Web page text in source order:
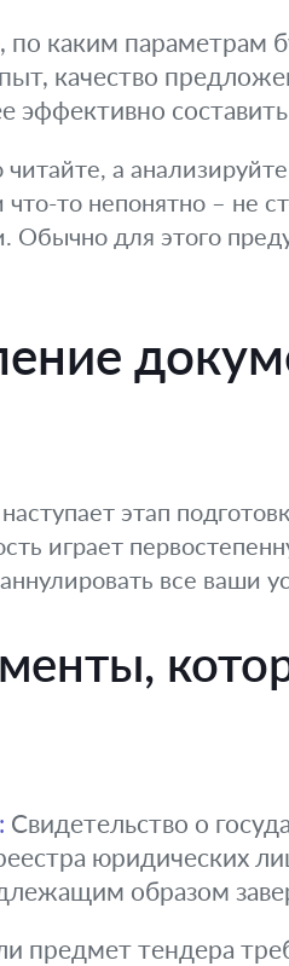
каким параметрам
качество
эффективно
читайте, а
то непонятно – не
Обычно для этого
этап
играет
все ваши
Свидетельство о
юридических
образом
предмет тендера